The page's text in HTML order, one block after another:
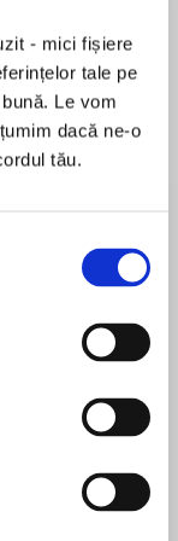
- mici fișiere
tale pe
Le vom
dacă ne-o
tău.
beginnings
loses her life
view from
room in
– but with
writes